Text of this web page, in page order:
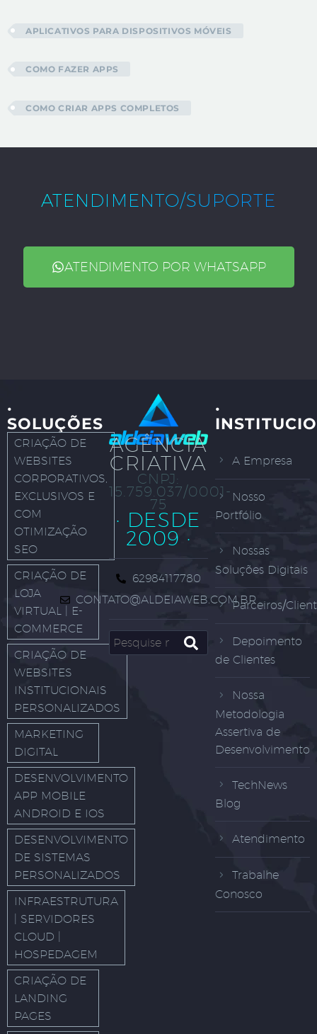
APLICATIVOS PARA DISPOSITIVOS MÓVEIS
COMO FAZER APPS
COMO CRIAR APPS COMPLETOS
ATENDIMENTO/SUPORTE
ATENDIMENTO POR WHATSAPP
·
SOLUÇÕES
CRIAÇÃO DE
WEBSITES
CORPORATIVOS,
EXCLUSIVOS E
COM
OTIMIZAÇÃO
SEO
CRIAÇÃO DE
LOJA
VIRTUAL | E-
COMMERCE
CRIAÇÃO DE
WEBSITES
INSTITUCIONAIS
PERSONALIZADOS
MARKETING
DIGITAL
DESENVOLVIMENTO
APP MOBILE
ANDROID E IOS
DESENVOLVIMENTO
DE SISTEMAS
PERSONALIZADOS
INFRAESTRUTURA
| SERVIDORES
CLOUD |
HOSPEDAGEM
CRIAÇÃO DE
LANDING
PAGES
AGÊNCIA
CRIATIVA
CNPJ:
15.759.037/0001-
75
· DESDE
2009 ·
62984117780
CONTATO@ALDEIAWEB.COM.BR
·
A Empresa
Nosso
Portfólio
Nossas
Soluções Digitais
Parceiros/
Depoimento
de Clientes
Nossa
Metodologia
Assertiva de
Desenvolvimento
TechNews
Blog
Atendimento
Trabalhe
Conosco